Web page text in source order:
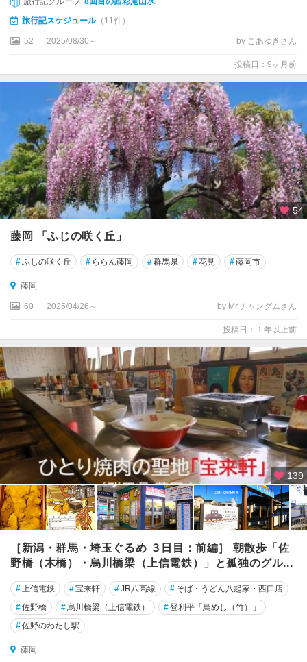
旅行記スケジュール（11件）
52 2025/08/30～ by こあゆきさん
投稿日：9ヶ月前
54
藤岡 「ふじの咲く丘」
#ふじの咲く丘 # ららん藤岡 #群馬県 #花見 #藤岡市
藤岡
60 2025/04/26～ by Mr.チャングムさん
投稿日：１年以上前
139
［新潟・群馬・埼玉ぐるめ ３日目：前編］ 朝散歩「佐
野橋（木橋）・烏川橋梁（上信電鉄）」と孤独のグル...
#上信電鉄 #宝来軒 #JR八高線 # そば・うどん八起家・西口店
#佐野橋 #烏川橋梁（上信電鉄） #登利平「鳥めし（竹）」
#佐野のわたし駅
藤岡